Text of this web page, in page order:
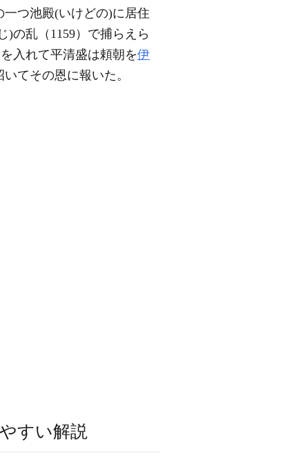
つ池殿(いけどの)に居住
)の乱（1159）で捕らえら
入れて平清盛は頼朝を伊
てその恩に報いた。
すい解説